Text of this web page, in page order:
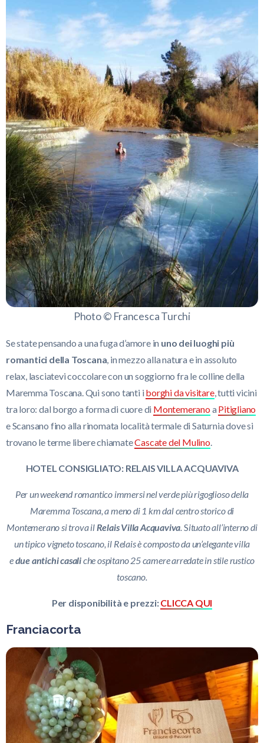
Photo © Francesca Turchi
Se state pensando a una fuga d’amore in uno dei luoghi più
romantici della Toscana , in mezzo alla natura e in assoluto
relax, lasciatevi coccolare con un soggiorno fra le colline della
Maremma Toscana. Qui sono tanti i borghi da visitare, tutti vicini
tra loro: dal borgo a forma di cuore di Montemerano a Pitigliano
e Scansano fino alla rinomata località termale di Saturnia dove si
trovano le terme libere chiamateCascate del Mulino
HOTEL CONSIGLIATO: RELAIS VILLA ACQUAVIVA
Per un weekend romantico immersi nel verde più rigoglioso della
Maremma Toscana, a meno di 1 km dal centro storico di
Montemerano si trovail Relais Villa Acquaviva Situato all’interno di
un tipico vigneto toscano, il Relais è composto da un’elegante villa
edue antichi casaliche ospitano 25 camere arredate in stile rustico
toscano.
Per disponibilità e prezzi:CLICCA QUI
Franciacorta